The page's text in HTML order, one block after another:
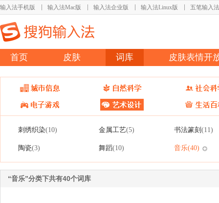
输入法手机版 输入法Mac版 输入法企业版 输入法Linux版 五笔输入法
首页 皮肤 词库 皮肤表情开
刺绣织染(10) 金属工艺(5) 书法篆刻 (11)
陶瓷(3) 舞蹈(10) 音乐(40)
“音乐”分类下共有40个词库